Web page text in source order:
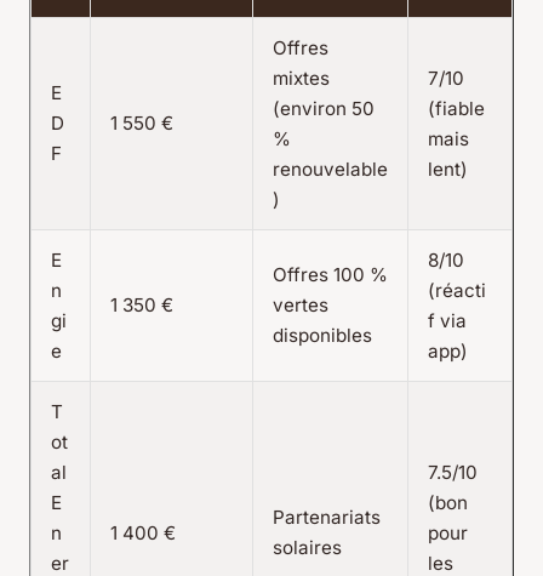
E
D
F
1 550 €
Offres
mixtes
(environ 50
%
renouvelable
)
7/10
(fiable
mais
lent)
E
n
gi
e
1 350 €
Offres 100 %
vertes
disponibles
8/10
(réacti
f via
app)
T
ot
al
E
n
er
1 400 €
Partenariats
solaires
7.5/10
(bon
pour
les